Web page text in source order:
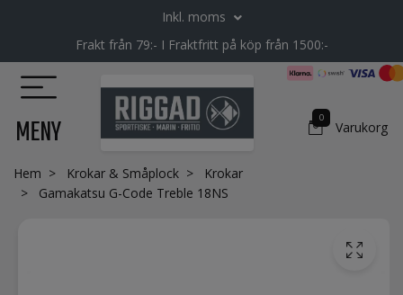
Inkl. moms
Frakt från 79:- I Fraktfritt på köp från 1500:-
MENY 0
Varukorg
Hem Krokar & Småplock
Krokar
Gamakatsu G-Code Treble 18NS